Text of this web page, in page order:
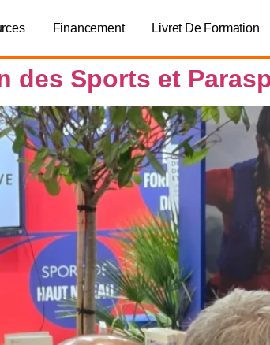
Financement Livret De Formation
des Sports et